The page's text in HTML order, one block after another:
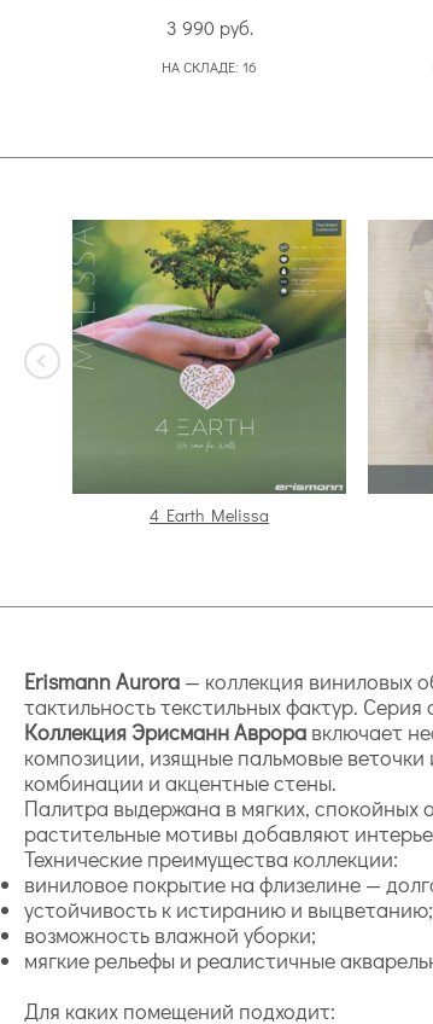
3 990 руб.
НА СКЛАДЕ: 16
4 Earth Melissa
Erismann Aurora — коллекция виниловых
тактильность текстильных фактур.
Коллекция Эрисманн Аврора включает
композиции, изящные пальмовые
комбинации и акцентные стены.
Палитра выдержана в мягких, спокойных
растительные мотивы добавляют
Технические преимущества коллекции:
виниловое покрытие на флизелине —
устойчивость к истиранию и выцветанию;
возможность влажной уборки;
мягкие рельефы и реалистичные
Для каких помещений подходит: